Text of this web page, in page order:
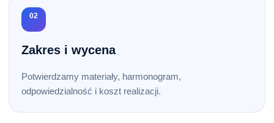
02
Zakres i wycena
Potwierdzamy materiały, harmonogram,
odpowiedzialność i koszt realizacji.